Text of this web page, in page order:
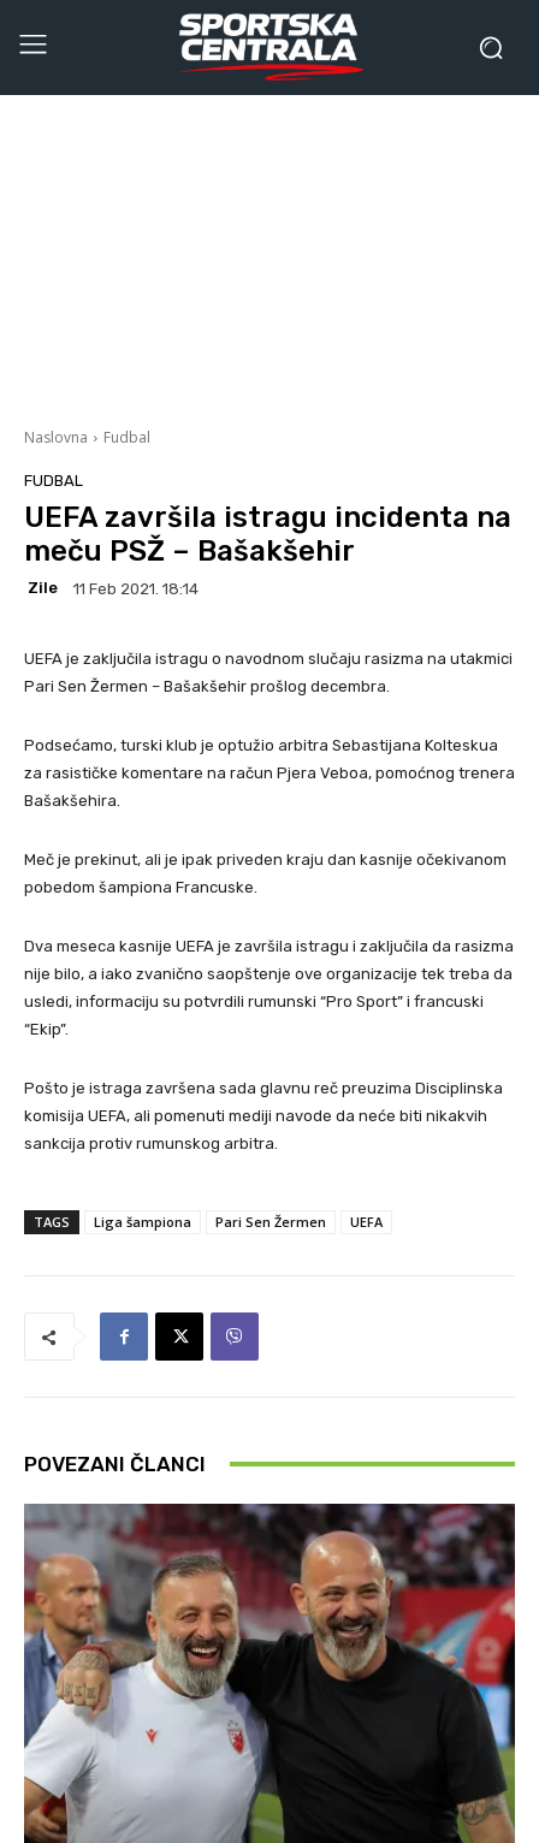
Naslovna Fudbal
FUDBAL
UEFA završila istragu incidenta na
meču PSŽ – Bašakšehir
Zile 11 Feb 2021. 18:14
UEFA je zaključila istragu o navodnom slučaju rasizma na utakmici
Pari Sen Žermen – Bašakšehir prošlog decembra.
Podsećamo, turski klub je optužio arbitra Sebastijana Kolteskua
za rasističke komentare na račun Pjera Veboa, pomoćnog trenera
Bašakšehira.
Meč je prekinut, ali je ipak priveden kraju dan kasnije očekivanom
pobedom šampiona Francuske.
Dva meseca kasnije UEFA je završila istragu i zaključila da rasizma
nije bilo, a iako zvanično saopštenje ove organizacije tek treba da
usledi, informaciju su potvrdili rumunski “Pro Sport” i francuski
“Ekip”.
Pošto je istraga završena sada glavnu reč preuzima Disciplinska
komisija UEFA, ali pomenuti mediji navode da neće biti nikakvih
sankcija protiv rumunskog arbitra.
TAGS Liga šampiona Pari Sen Žermen UEFA
POVEZANI ČLANCI